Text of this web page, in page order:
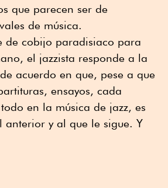
que parecen ser de
de música.
de cobijo paradisiaco para
el jazzista responde a la
acuerdo en que, pese a que
ensayos, cada
en la música de jazz, es
anterior y al que le sigue. Y